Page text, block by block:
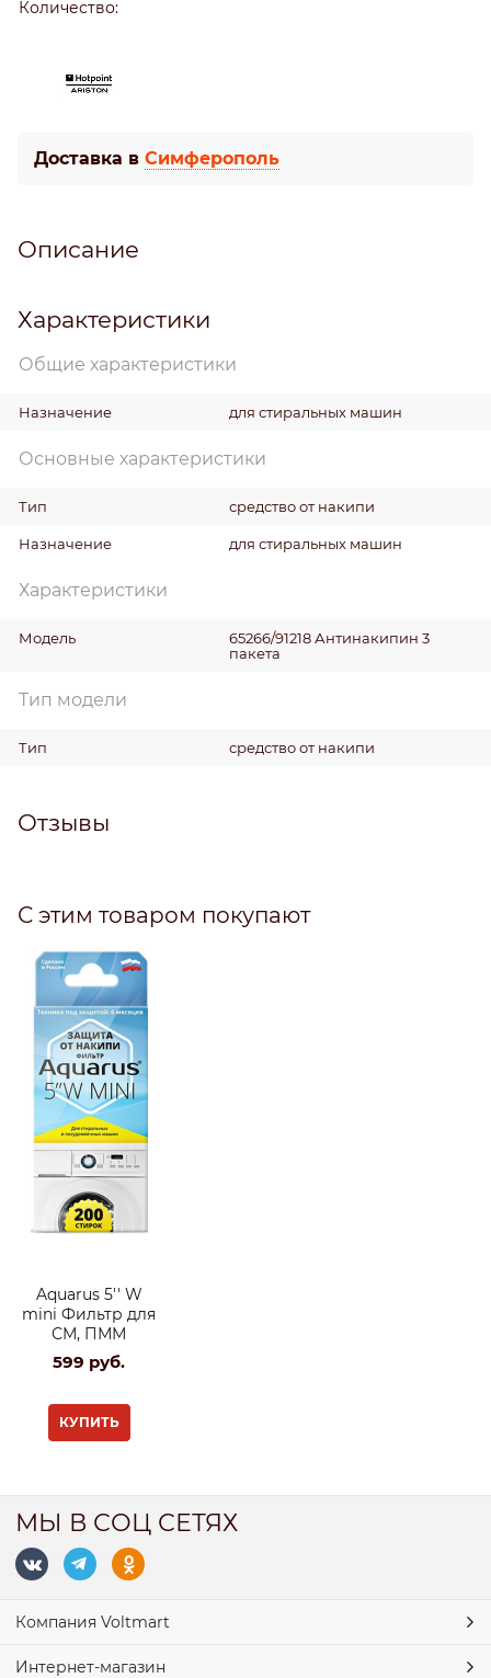
Количество:
Доставка в Симферополь
Описание
Характеристики
Общие характеристики
Назначение для стиральных машин
Основные характеристики
Тип средство от накипи
Назначение для стиральных машин
Характеристики
Модель
65266/91218 Антинакипин 3
пакета
Тип модели
Тип средство от накипи
Отзывы
С этим товаром покупают
Aquarus 5'' W
mini Фильтр для
СМ, ПММ
599 руб.
КУПИТЬ
МЫ В СОЦ СЕТЯХ
Компания Voltmart
Интернет-магазин